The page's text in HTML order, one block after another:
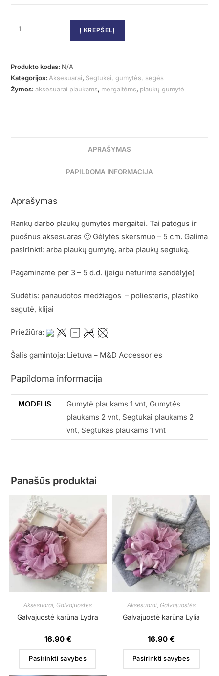
Į KREPŠELĮ
Produkto kodas: N/A
Kategorijos: Aksesuarai, Segtukai, gumytės, segės
Žymos:aksesuarai plaukams, mergaitėms, plaukų gumytė
APRAŠYMAS
PAPILDOMA INFORMACIJA
Aprašymas
Rankų darbo plaukų gumytės mergaitei. Tai patogus ir
puošnus aksesuaras 🙂 Gėlytės skersmuo – 5 cm. Galima
pasirinkti: arba plaukų gumytę, arba plaukų segtuką.
Pagaminame per 3 – 5 d.d. (jeigu neturime sandėlyje)
Sudėtis: panaudotos medžiagos – poliesteris, plastiko
sagutė, klijai
Priežiūra:
Šalis gamintoja: Lietuva – M&D Accessories
Papildoma informacija
MODELIS
Gumytė plaukams 1 vnt, Gumytės
plaukams 2 vnt, Segtukai plaukams 2
vnt, Segtukas plaukams 1 vnt
Panašūs produktai
Aksesuarai, Galvajuostės
Galvajuostė karūna Lydra
16.90 €
Pasirinkti savybes
Aksesuarai, Galvajuostės
Galvajuostė karūna Lylia
16.90€
Pasirinkti savybes